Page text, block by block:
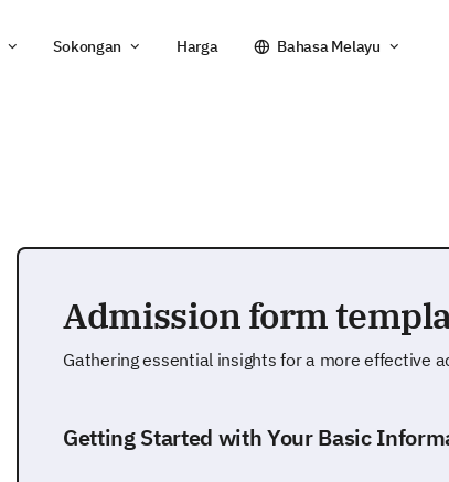
Sokongan Harga Bahasa Melayu
Admission form
Gathering essential insights for a more effective
Getting Started with Your Basic